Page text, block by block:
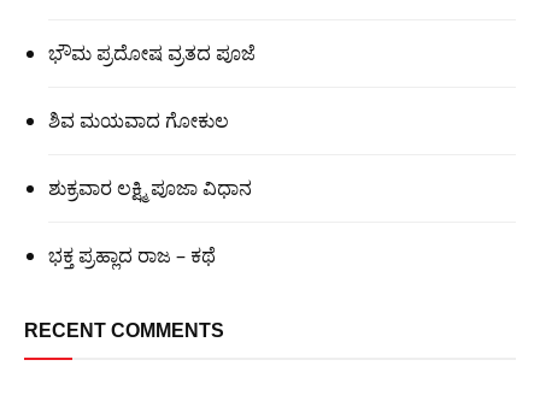
ಭೌಮ ಪ್ರದೋಷ ವ್ರತದ ಪೂಜೆ
ಶಿವ ಮಯವಾದ ಗೋಕುಲ
ಶುಕ್ರವಾರ ಲಕ್ಷ್ಮಿ ಪೂಜಾ ವಿಧಾನ
ಭಕ್ತ ಪ್ರಹ್ಲಾದ ರಾಜ – ಕಥೆ
RECENT COMMENTS